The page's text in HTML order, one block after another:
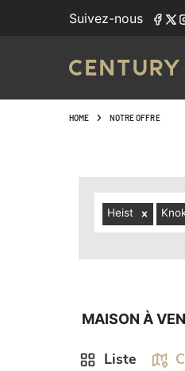
Suivez-nous
HOME NOTRE OFFRE
Heist
MAISON À
Liste
Navigated to Maison à